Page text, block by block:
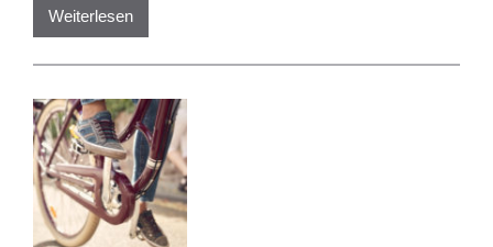
Weiterlesen